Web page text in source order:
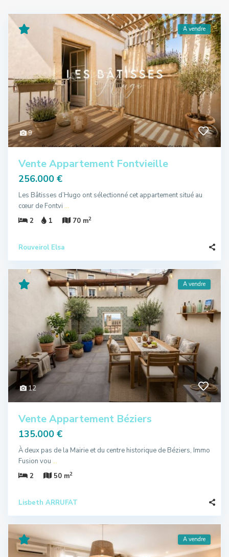
9
A vendre
Vente Appartement Fontvieille
256.000 €
Les Bâtisses d’Hugo ont sélectionné cet appartement situé au
cœur de Fontvi ...
2
1 70 m2
Rouveirol Elsa
12
A vendre
Vente Appartement Béziers
135.000 €
À deux pas de la Mairie et du centre historique de Béziers, Immo
Fusion vou ...
2
50 m2
Lisbeth ARRUFAT
A vendre